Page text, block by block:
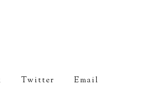
Twitter Email